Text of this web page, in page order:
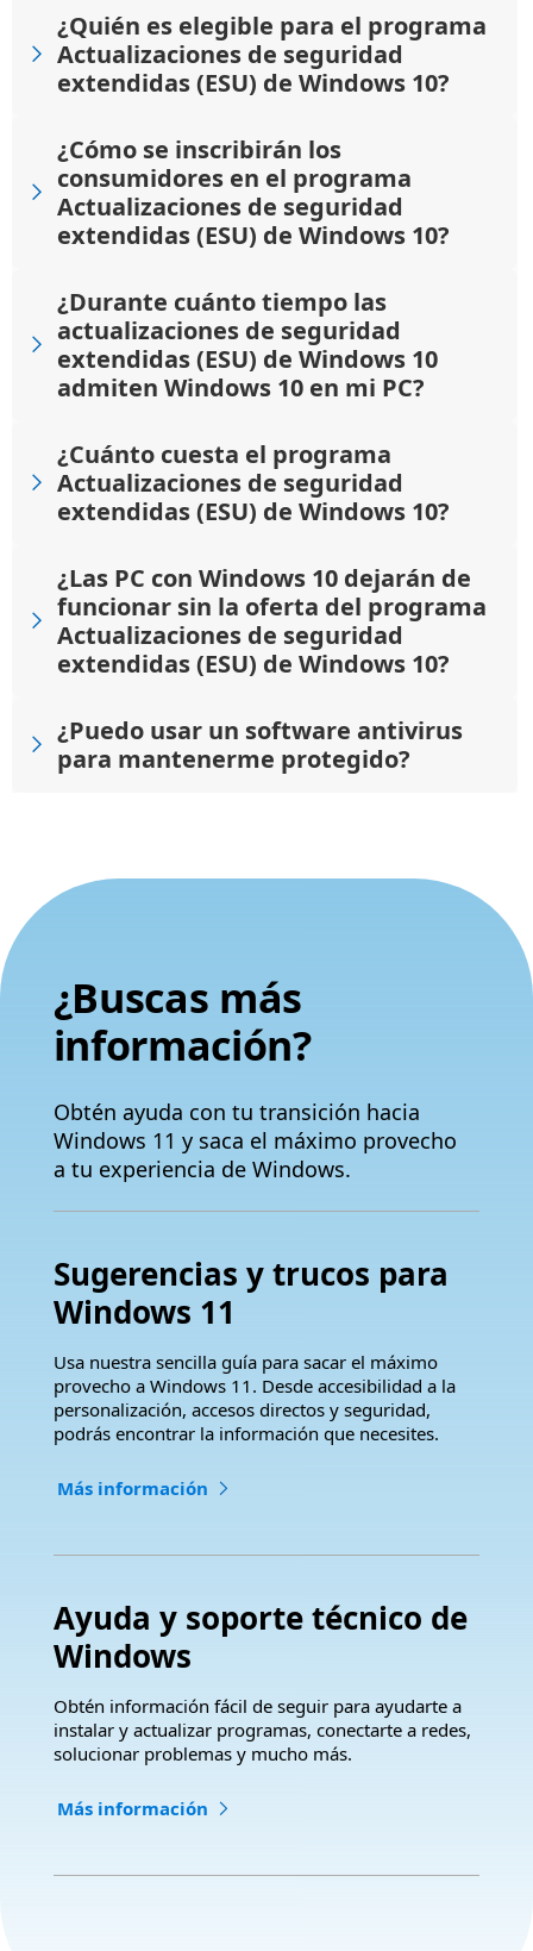
¿Quién es elegible para el programa
Actualizaciones de seguridad
extendidas (ESU) de Windows 10?
¿Cómo se inscribirán los
consumidores en el programa
Actualizaciones de seguridad
extendidas (ESU) de Windows 10?
¿Durante cuánto tiempo las
actualizaciones de seguridad
extendidas (ESU) de Windows 10
admiten Windows 10 en mi PC?
¿Cuánto cuesta el programa
Actualizaciones de seguridad
extendidas (ESU) de Windows 10?
¿Las PC con Windows 10 dejarán de
funcionar sin la oferta del programa
Actualizaciones de seguridad
extendidas (ESU) de Windows 10?
¿Puedo usar un software antivirus
para mantenerme protegido?
¿Buscas más
información?
Obtén ayuda con tu transición hacia
Windows 11 y saca el máximo provecho
a tu experiencia de Windows.
Sugerencias y trucos para
Windows 11
Usa nuestra sencilla guía para sacar el máximo
provecho a Windows 11. Desde accesibilidad a la
personalización, accesos directos y seguridad,
podrás encontrar la información que necesites.
Más información
Ayuda y soporte técnico de
Windows
Obtén información fácil de seguir para ayudarte a
instalar y actualizar programas, conectarte a redes,
solucionar problemas y mucho más.
Más información